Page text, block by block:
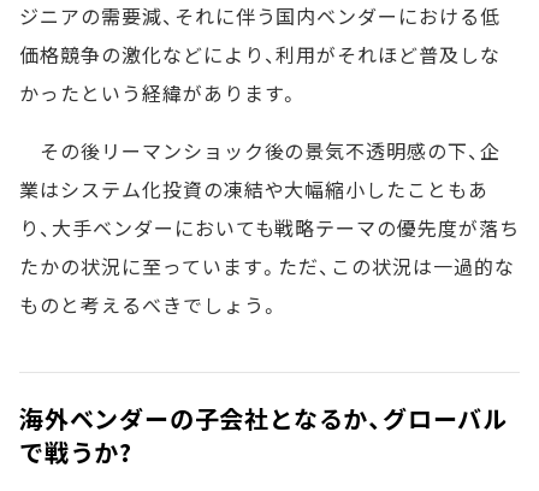
ジニアの需要減、それに伴う国内ベンダーにおける低
価格競争の激化などにより、利用がそれほど普及しな
かったという経緯があります。
その後リーマンショック後の景気不透明感の下、企
業はシステム化投資の凍結や大幅縮小したこともあ
り、大手ベンダーにおいても戦略テーマの優先度が落ち
たかの状況に至っています。ただ、この状況は一過的な
ものと考えるべきでしょう。
海外ベンダーの子会社となるか、グローバル
で戦うか?